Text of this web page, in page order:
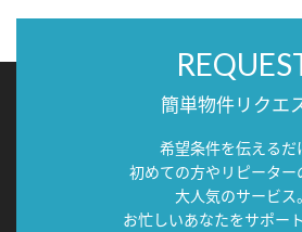
簡単物件リクエ
希望条件を伝えるだ
初めての方やリピーター
大人気のサービス。
お忙しいあなたをサポー